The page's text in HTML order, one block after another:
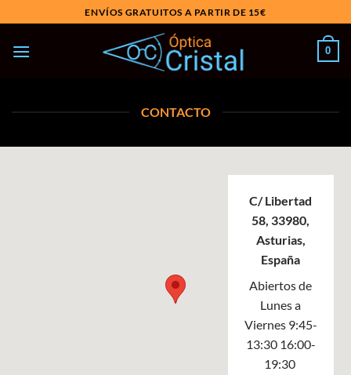
al
contenido
ENVÍOS GRATUITOS A PARTIR DE 15€
0
CONTACTO
C/ Libertad
58, 33980,
Asturias,
España
Abiertos de
Lunes a
Viernes 9:45-
13:30 16:00-
19:30